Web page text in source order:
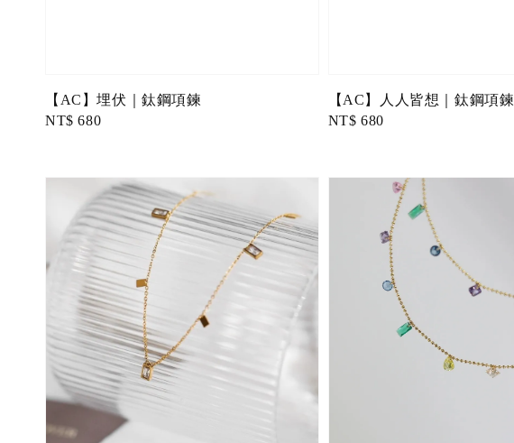
【AC】埋伏｜鈦鋼項鍊
Regular
NT$ 680
【AC】人人皆想｜鈦鋼項鍊
Regular
NT$ 680